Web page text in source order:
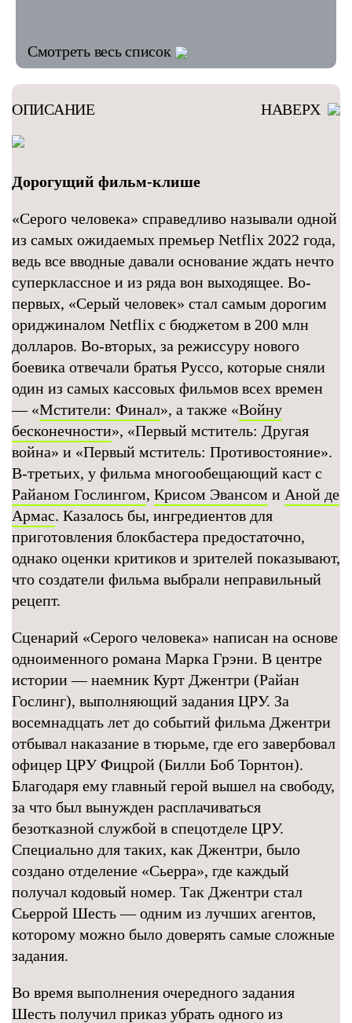
Смотреть весь список
ОПИСАНИЕ НАВЕРХ
Дорогущий фильм-клише
«Серого человека» справедливо называли одной
из самых ожидаемых премьер Netflix 2022 года,
ведь все вводные давали основание ждать нечто
суперклассное и из ряда вон выходящее. Во-
первых, «Серый человек» стал самым дорогим
ориджиналом Netflix с бюджетом в 200 млн
долларов. Во-вторых, за режиссуру нового
боевика отвечали братья Руссо, которые сняли
один из самых кассовых фильмов всех времен
— «Мстители: Финал», а также «Войну
бесконечности», «Первый мститель: Другая
война» и «Первый мститель: Противостояние».
В-третьих, у фильма многообещающий каст с
Райаном Гослингом, Крисом Эвансом и Аной де
Армас. Казалось бы, ингредиентов для
приготовления блокбастера предостаточно,
однако оценки критиков и зрителей показывают,
что создатели фильма выбрали неправильный
рецепт.
Сценарий «Серого человека» написан на основе
одноименного романа Марка Грэни. В центре
истории — наемник Курт Джентри (Райан
Гослинг), выполняющий задания ЦРУ. За
восемнадцать лет до событий фильма Джентри
отбывал наказание в тюрьме, где его завербовал
офицер ЦРУ Фицрой (Билли Боб Торнтон).
Благодаря ему главный герой вышел на свободу,
за что был вынужден расплачиваться
безотказной службой в спецотделе ЦРУ.
Специально для таких, как Джентри, было
создано отделение «Сьерра», где каждый
получал кодовый номер. Так Джентри стал
Сьеррой Шесть — одним из лучших агентов,
которому можно было доверять самые сложные
задания.
Во время выполнения очередного задания
Шесть получил приказ убрать одного из